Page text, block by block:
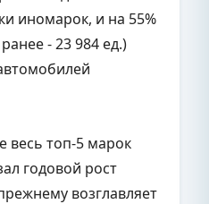
иномарок, и на 55%
- 23 984 ед.)
весь топ-5 марок
годовой рост
возглавляет